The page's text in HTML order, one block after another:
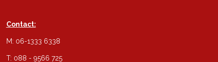
Contact:
M: 06-1333 6338
T: 088 - 9566 725